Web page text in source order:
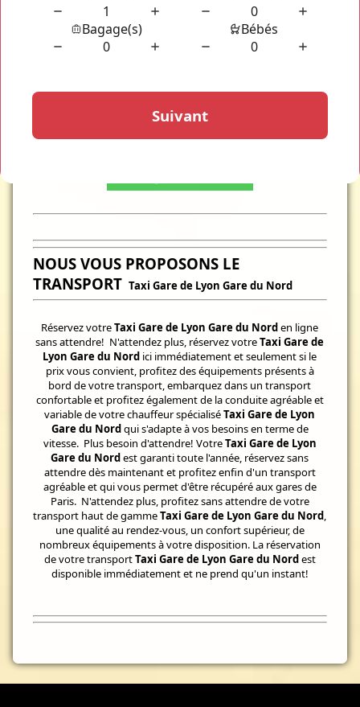
NOUS VOUS PROPOSONS LE
TRANSPORT Taxi Gare de Lyon Gare du Nord
Réservez votreTaxi Gare de Lyon Gare du Norden ligne
sans attendre! N'attendez plus, réservez votreTaxi Gare de
Lyon Gare du Nord ici immédiatement et seulement si le
prix vous convient, profitez des équipements présents à
bord de votre transport, embarquez dans un transport
confortable et profitez également de la conduite agréable et
variable de votre chauffeur spécialiséTaxi Gare de Lyon
Gare du Nordqui s'adapte à vos besoins en terme de
vitesse. Plus besoin d'attendre! VotreTaxi Gare de Lyon
Gare du Nordest garanti toute l'année, réservez sans
attendre dès maintenant et profitez enfin d'un transport
agréable et qui vous permet d'être récupéré aux gares de
Paris. N'attendez plus, profitez sans attendre de votre
transport haut de gammeTaxi Gare de Lyon Gare du Nord,
une qualité au rendez-vous, un confort supérieur, de
nombreux équipements à votre disposition. La réservation
de votre transportTaxi Gare de Lyon Gare du Nordest
disponible immédiatement et ne prend qu'un instant!